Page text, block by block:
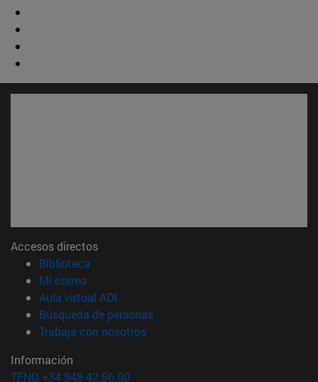
Accesos directos
Biblioteca
Mi correo(abre en nueva ventana)
Aula virtual ADI
Búsqueda de personas(abre en nueva ventana)
Trabaja con nosotros(abre en nueva ventana)
Información
TFNO +34 948 42 56 00